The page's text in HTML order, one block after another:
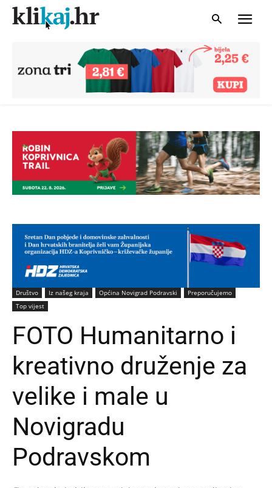
Društvo Iz našeg kraja Općina Novigrad Podravski
Preporučujemo
Top vijest
FOTO Humanitarno i
kreativno druženje za
velike i male u
Novigradu
Podravskom